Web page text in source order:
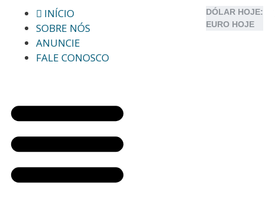
INÍCIO
SOBRE NÓS
ANUNCIE
FALE CONOSCO
DÓLAR HOJE:
EURO HOJE